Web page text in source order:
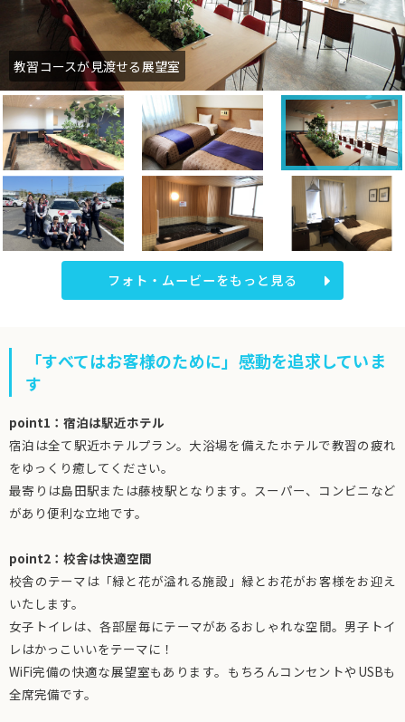
教習コースが見渡せる展望室
フォト・ムービーをもっと見る
「すべてはお客様のために」感動を追求していま
す
point1：宿泊は駅近ホテル
宿泊は全て駅近ホテルプラン。大浴場を備えたホテルで教習の疲れ
をゆっくり癒してください。
最寄りは島田駅または藤枝駅となります。スーパー、コンビニなど
があり便利な立地です。
point2：校舎は快適空間
校舎のテーマは「緑と花が溢れる施設」緑とお花がお客様をお迎え
いたします。
女子トイレは、各部屋毎にテーマがあるおしゃれな空間。男子トイ
レはかっこいいをテーマに！
WiFi完備の快適な展望室もあります。もちろんコンセントやUSBも
全席完備です。